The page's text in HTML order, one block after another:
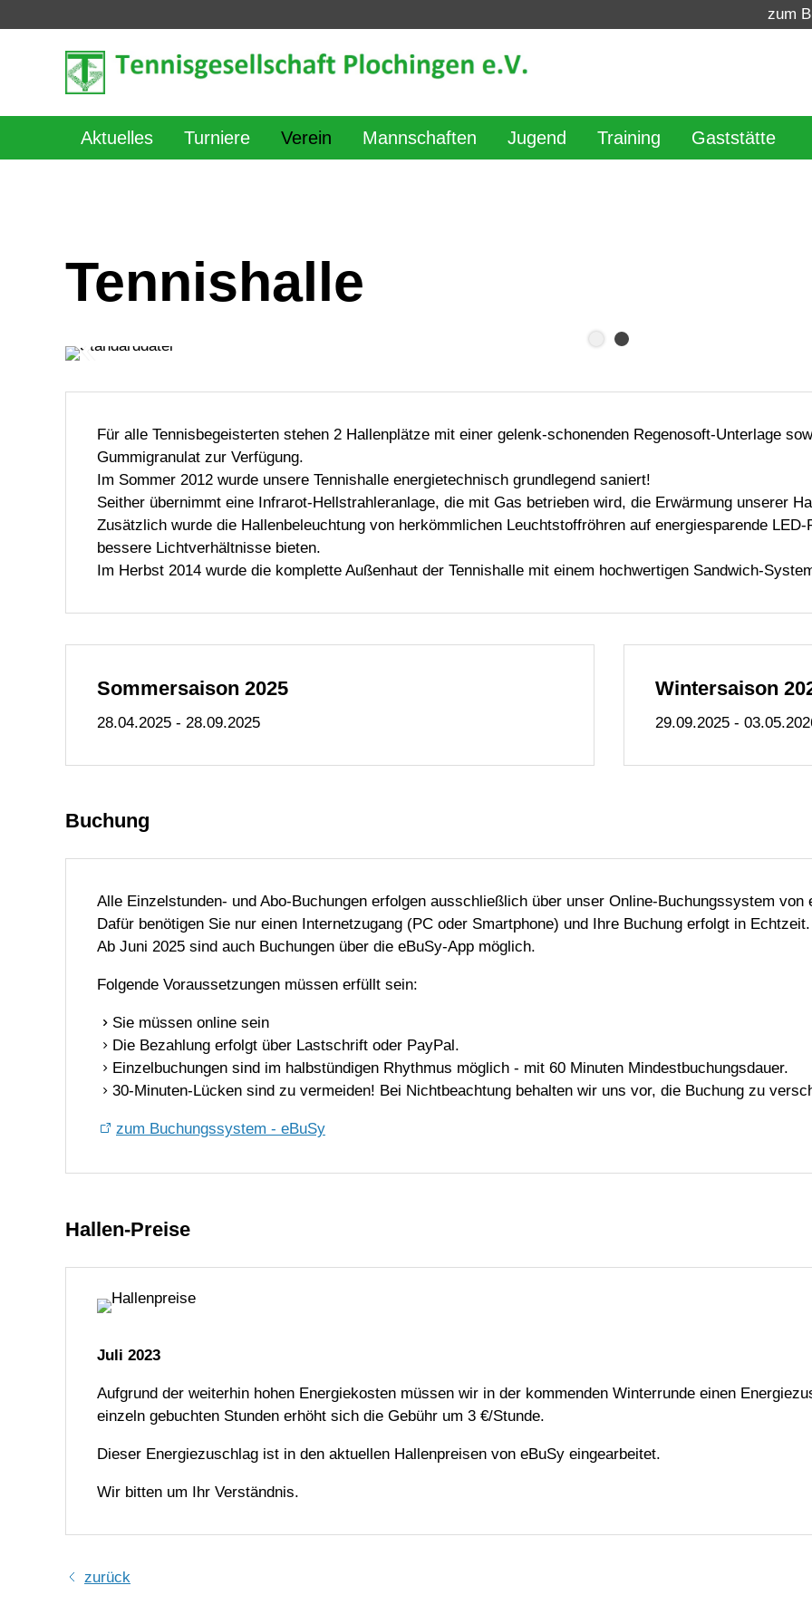
zum
Aktuelles Turniere Verein Mannschaften Jugend Training Gaststätte
Tennishalle
Für alle Tennisbegeisterten stehen 2 Hallenplätze mit einer gelenk-schonenden Regenosoft-Unterlage
Gummigranulat zur Verfügung.
Im Sommer 2012 wurde unsere Tennishalle energietechnisch grundlegend saniert!
Seither übernimmt eine Infrarot-Hellstrahleranlage, die mit Gas betrieben wird, die Erwärmung unserer
Zusätzlich wurde die Hallenbeleuchtung von herkömmlichen Leuchtstoffröhren auf energiesparende
bessere Lichtverhältnisse bieten.
Im Herbst 2014 wurde die komplette Außenhaut der Tennishalle mit einem hochwertigen Sandwich-
Sommersaison 2025
28.04.2025 - 28.09.2025
Wintersaison
29.09.2025 -
Buchung
Alle Einzelstunden- und Abo-Buchungen erfolgen ausschließlich über unser Online-Buchungssystem von
Dafür benötigen Sie nur einen Internetzugang (PC oder Smartphone) und Ihre Buchung erfolgt in Echtzeit.
Ab Juni 2025 sind auch Buchungen über die eBuSy-App möglich.
Folgende Voraussetzungen müssen erfüllt sein:
Sie müssen online sein
Die Bezahlung erfolgt über Lastschrift oder PayPal.
Einzelbuchungen sind im halbstündigen Rhythmus möglich - mit 60 Minuten Mindestbuchungsdauer.
30-Minuten-Lücken sind zu vermeiden! Bei Nichtbeachtung behalten wir uns vor, die Buchung zu
zum Buchungssystem - eBuSy
Hallen-Preise
Juli 2023
Aufgrund der weiterhin hohen Energiekosten müssen wir in der kommenden Winterrunde einen
einzeln gebuchten Stunden erhöht sich die Gebühr um 3 €/Stunde.
Dieser Energiezuschlag ist in den aktuellen Hallenpreisen von eBuSy eingearbeitet.
Wir bitten um Ihr Verständnis.
zurück